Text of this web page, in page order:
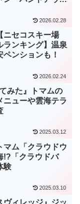
2026.02.28
ニセコスキー場
ランキング】温泉
ンションも！
2026.02.24
みた』トマムの
ニューや雲海テラ
2025.03.12
マム「クラウドウ
!?「クラウドバ
験
2025.03.10